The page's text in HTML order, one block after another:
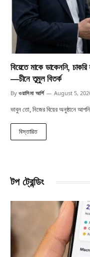
বিয়েতে মাকে ডাকেননি,
—চীনে তুমুল বিতর্ক
By ওয়াসিমা আর্শি August 5,
ভাবুন তো, নিজের বিয়ের অনুষ্ঠানে
বিস্তারিত
টপ ট্রেন্ডিং